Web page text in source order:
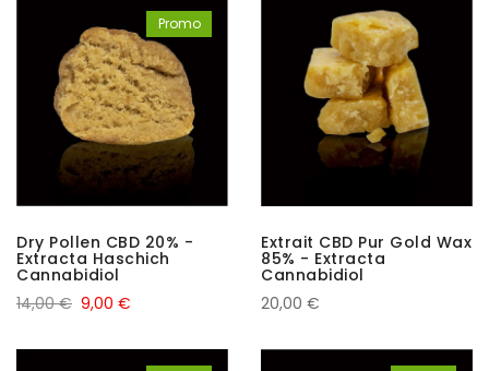
Promo
Dry Pollen CBD 20% -
Extracta Haschich
Cannabidiol
9,00 €
14,00 €
Extrait CBD Pur Gold Wax
85% - Extracta
Cannabidiol
20,00 €